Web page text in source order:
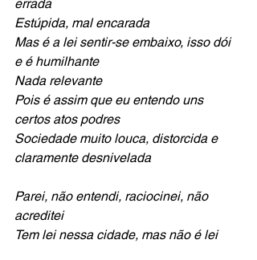
errada
Estúpida, mal encarada
Mas é a lei sentir-se embaixo, isso dói
e é humilhante
Nada relevante
Pois é assim que eu entendo uns
certos atos podres
Sociedade muito louca, distorcida e
claramente desnivelada
Parei, não entendi, raciocinei, não
acreditei
Tem lei nessa cidade, mas não é lei